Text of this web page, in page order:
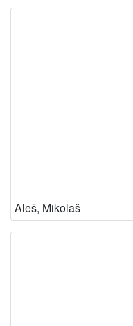
Aleš, Mikolaš